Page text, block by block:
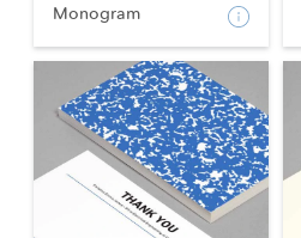
Monogram